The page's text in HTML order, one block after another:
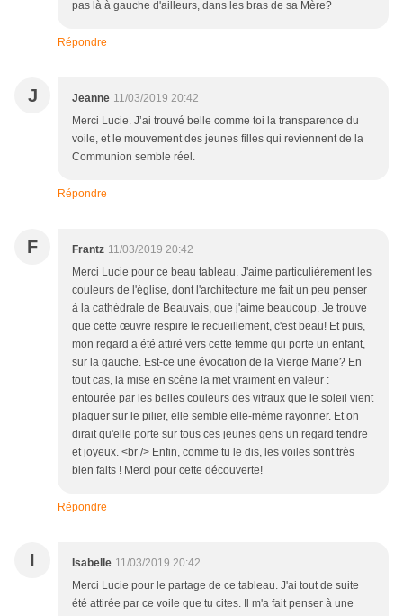
pas là à gauche d'ailleurs, dans les bras de sa Mère?
Répondre
J Jeanne 11/03/2019 20:42
Merci Lucie. J’ai trouvé belle comme toi la transparence du
voile, et le mouvement des jeunes filles qui reviennent de la
Communion semble réel.
Répondre
F Frantz 11/03/2019 20:42
Merci Lucie pour ce beau tableau. J'aime particulièrement les
couleurs de l'église, dont l'architecture me fait un peu penser
à la cathédrale de Beauvais, que j'aime beaucoup. Je trouve
que cette œuvre respire le recueillement, c'est beau! Et puis,
mon regard a été attiré vers cette femme qui porte un enfant,
sur la gauche. Est-ce une évocation de la Vierge Marie? En
tout cas, la mise en scène la met vraiment en valeur :
entourée par les belles couleurs des vitraux que le soleil vient
plaquer sur le pilier, elle semble elle-même rayonner. Et on
dirait qu'elle porte sur tous ces jeunes gens un regard tendre
et joyeux. <br /> Enfin, comme tu le dis, les voiles sont très
bien faits ! Merci pour cette découverte!
Répondre
I Isabelle 11/03/2019 20:42
Merci Lucie pour le partage de ce tableau. J'ai tout de suite
été attirée par ce voile que tu cites. Il m'a fait penser à une